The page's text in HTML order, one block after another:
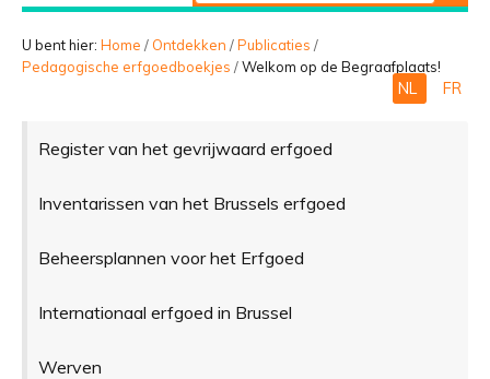
BELEVEN
Geavanceerd
zoeken...
U bent hier: Home / Ontdekken /Publicaties /
Pedagogische erfgoedboekjes /Welkom op de Begraafplaats!
NL FR
Register van het gevrijwaard erfgoed
Inventarissen van het Brussels erfgoed
Beheersplannen voor het Erfgoed
Internationaal erfgoed in Brussel
Werven